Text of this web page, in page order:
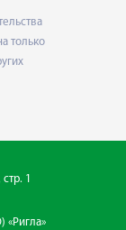
только
1
«Ригла»